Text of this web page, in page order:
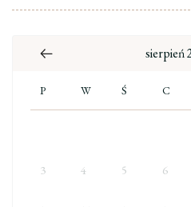
sierpień
P W Ś C
3 4 5 6